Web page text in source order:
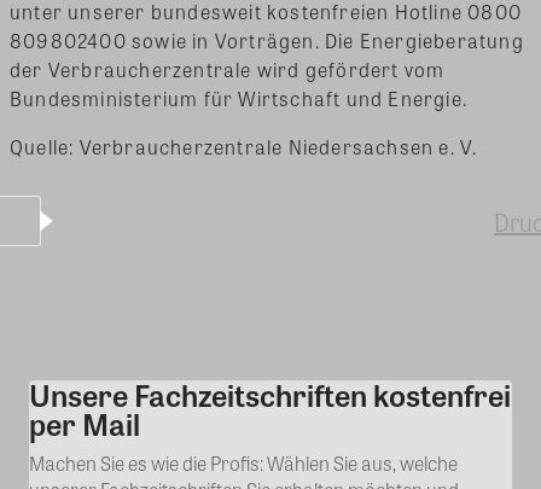
unter unserer bundesweit kostenfreien Hotline 0800
809802400 sowie in Vorträgen. Die Energieberatung
der Verbraucherzentrale wird gefördert vom
Bundesministerium für Wirtschaft und Energie.
Quelle: Verbraucherzentrale Niedersachsen e. V.
Kommentar
Unsere Fachzeitschriften kostenfrei
per Mail
Machen Sie es wie die Profis: Wählen Sie aus, welche